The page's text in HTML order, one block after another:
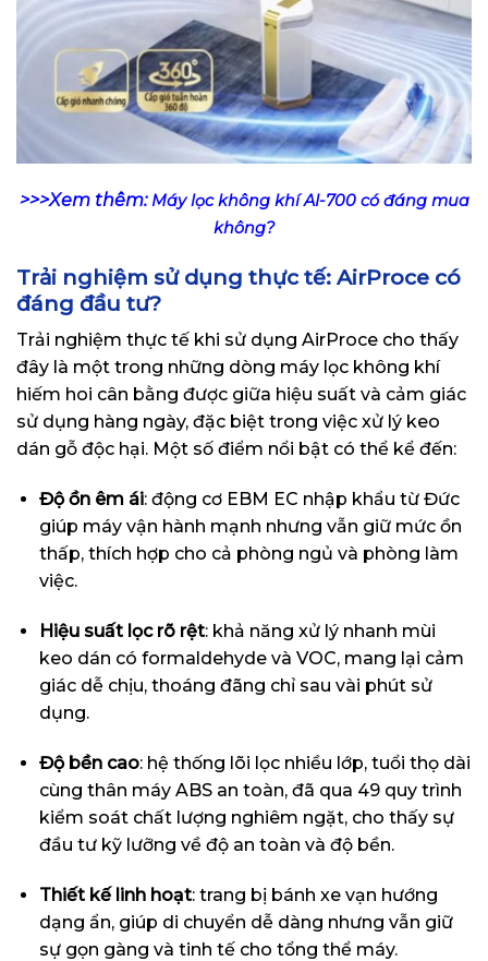
>>>Xem thêm: Máy lọc không khí AI-700 có đáng mua
không?
Trải nghiệm sử dụng thực tế: AirProce có
đáng đầu tư?
Trải nghiệm thực tế khi sử dụng AirProce cho thấy
đây là một trong những dòng máy lọc không khí
hiếm hoi cân bằng được giữa hiệu suất và cảm giác
sử dụng hàng ngày, đặc biệt trong việc xử lý keo
dán gỗ độc hại. Một số điểm nổi bật có thể kể đến:
Độ ồn êm ái: động cơ EBM EC nhập khẩu từ Đức
giúp máy vận hành mạnh nhưng vẫn giữ mức ồn
thấp, thích hợp cho cả phòng ngủ và phòng làm
việc.
Hiệu suất lọc rõ rệt: khả năng xử lý nhanh mùi
keo dán có formaldehyde và VOC, mang lại cảm
giác dễ chịu, thoáng đãng chỉ sau vài phút sử
dụng.
Độ bền cao: hệ thống lõi lọc nhiều lớp, tuổi thọ dài
cùng thân máy ABS an toàn, đã qua 49 quy trình
kiểm soát chất lượng nghiêm ngặt, cho thấy sự
đầu tư kỹ lưỡng về độ an toàn và độ bền.
Thiết kế linh hoạt: trang bị bánh xe vạn hướng
dạng ẩn, giúp di chuyển dễ dàng nhưng vẫn giữ
sự gọn gàng và tinh tế cho tổng thể máy.